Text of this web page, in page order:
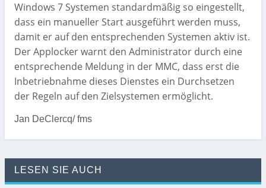
Windows 7 Systemen standardmäßig so eingestellt,
dass ein manueller Start ausgeführt werden muss,
damit er auf den entsprechenden Systemen aktiv ist.
Der Applocker warnt den Administrator durch eine
entsprechende Meldung in der MMC, dass erst die
Inbetriebnahme dieses Dienstes ein Durchsetzen
der Regeln auf den Zielsystemen ermöglicht.
Jan DeClercq/ fms
LESEN SIE AUCH